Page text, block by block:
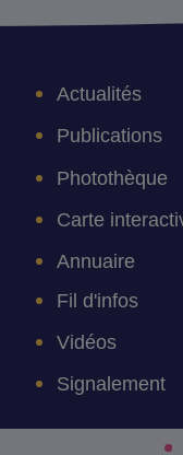
Actualités
Publications
Photothèque
Carte
Annuaire
Fil d'infos
Vidéos
Signalement